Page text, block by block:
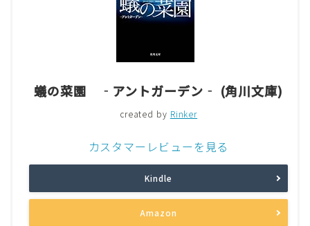
蟻の菜園 ‐アントガーデン‐ (角川文庫)
created by Rinker
カスタマーレビューを見る
Kindle
Amazon